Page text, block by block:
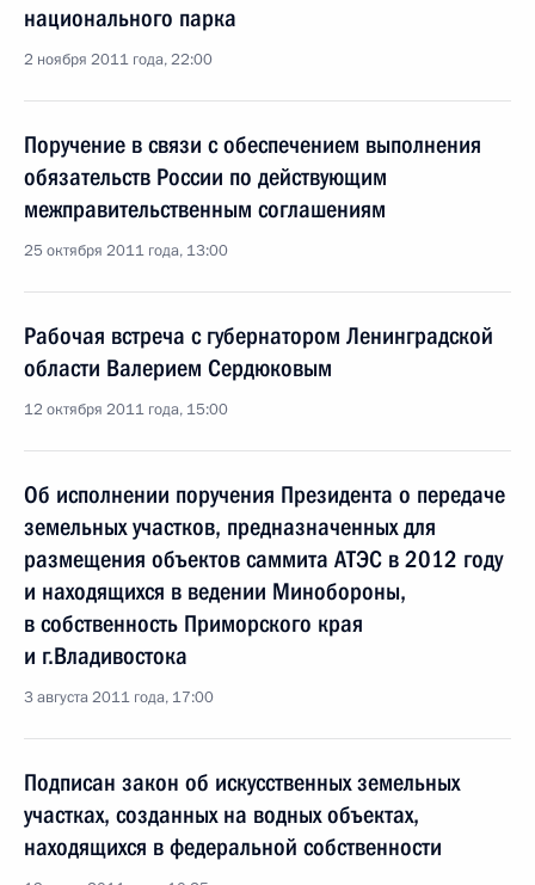
национального парка
2 ноября 2011 года, 22:00
Поручение в связи с обеспечением выполнения
обязательств России по действующим
межправительственным соглашениям
25 октября 2011 года, 13:00
Рабочая встреча с губернатором Ленинградской
области Валерием Сердюковым
12 октября 2011 года, 15:00
Об исполнении поручения Президента о передаче
земельных участков, предназначенных для
размещения объектов саммита АТЭС в 2012 году
и находящихся в ведении Минобороны,
в собственность Приморского края
и г.Владивостока
3 августа 2011 года, 17:00
Подписан закон об искусственных земельных
участках, созданных на водных объектах,
находящихся в федеральной собственности